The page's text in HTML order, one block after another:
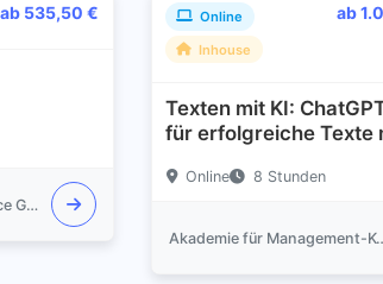
ab 535,50 €
Hinweisgeber-Compliance GmbH
Online
Inhouse
ab
Texten mit KI:
für erfolgreiche Texte
Online 8 Stunden
Akademie für Management-